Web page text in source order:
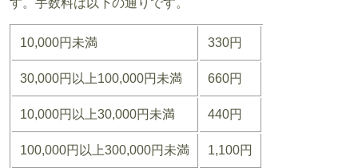
10,000円未満 330円
30,000円以上100,000円未満 660円
10,000円以上30,000円未満 440円
100,000円以上300,000円未満 1,100円